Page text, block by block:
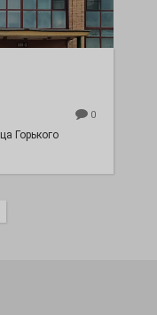
0
Горького